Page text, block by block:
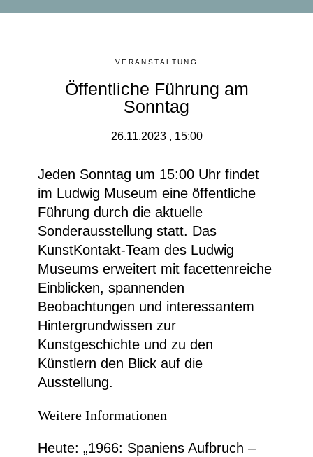
VERANSTALTUNG
Öffentliche Führung am
Sonntag
26.11.2023 , 15:00
Jeden Sonntag um 15:00 Uhr findet
im Ludwig Museum eine öffentliche
Führung durch die aktuelle
Sonderausstellung statt. Das
KunstKontakt-Team des Ludwig
Museums erweitert mit facettenreiche
Einblicken, spannenden
Beobachtungen und interessantem
Hintergrundwissen zur
Kunstgeschichte und zu den
Künstlern den Blick auf die
Ausstellung.
Weitere Informationen
Heute: „1966: Spaniens Aufbruch –